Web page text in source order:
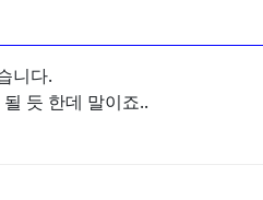
니다.
듯 한데 말이죠..